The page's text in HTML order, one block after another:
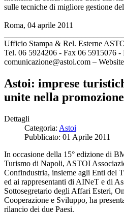
sulle tecniche di migliore gestione
Roma, 04 aprile 2011
Ufficio Stampa & Rel. Esterne
Tel. 06 5924206 - Fax 06 5915076 -
comunicazione@astoi.com –
Astoi: imprese
unite nella
Dettagli
Categoria: Astoi
Pubblicato: 01 Aprile 2011
In occasione della 15° edizione di
Turismo di Napoli, ASTOI
Confindustria, insieme agli Enti del
ed ai rappresentanti di AINeT e di
Sottosegretario degli Affari Esteri,
Cooperazione e Sviluppo, ha
rilancio dei due Paesi.